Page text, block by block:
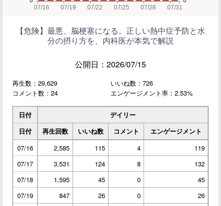
【危険】最悪、脳梗塞になる。正しい熱中症予防と水
分の摂り方を、内科医が本気で解説
公開日：2026/07/15
再生数：29,629
いいね数：726
コメント数：24
エンゲージメント率：2.53%
日付
デイリー
日付
再生回数 いいね数 コメント
エンゲージメント
07/16
2,585 115 4
119
07/17
3,531 124 8
132
07/18
1,595 45 0
45
07/19
847 26 0
26